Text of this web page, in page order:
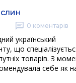
0 коментарів
український
що
товарів. З
себе як